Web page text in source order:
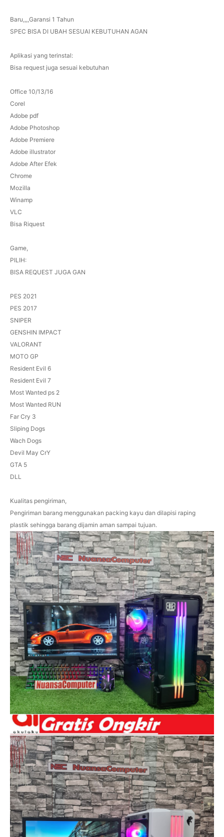
Baru,,,,Garansi 1 Tahun
SPEC BISA DI UBAH SESUAI KEBUTUHAN AGAN
Aplikasi yang terinstal:
Bisa request juga sesuai kebutuhan
Office 10/13/16
Corel
Adobe pdf
Adobe Photoshop
Adobe Premiere
Adobe illustrator
Adobe After Efek
Chrome
Mozilla
Winamp
VLC
Bisa Riquest
Game,
PILIH:
BISA REQUEST JUGA GAN
PES 2021
PES 2017
SNIPER
GENSHIN IMPACT
VALORANT
MOTO GP
Resident Evil 6
Resident Evil 7
Most Wanted ps 2
Most Wanted RUN
Far Cry 3
Sliping Dogs
Wach Dogs
Devil May CrY
GTA 5
DLL
Kualitas pengiriman,
Pengiriman barang menggunakan packing kayu dan dilapisi raping
plastik sehingga barang dijamin aman sampai tujuan.